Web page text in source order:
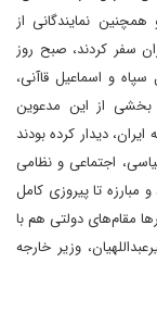
نمایندگانی از
سفر کردند، صبح روز
و اسماعیل قاآنی،
بخشی از این مدعوین
دیدار کرده بودند
اجتماعی و نظامی
مبارزه تا پیروزی کامل
مقام‌های دولتی هم با
وزیر خارجه